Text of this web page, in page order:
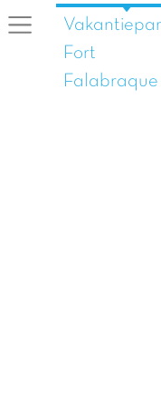
Fort
Falabraque